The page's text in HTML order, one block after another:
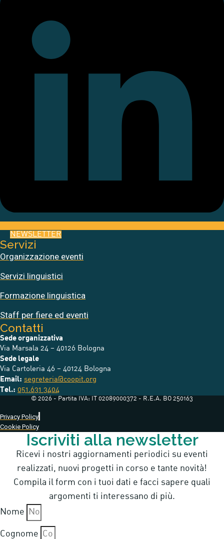
NEWSLETTER
Servizi
Organizzazione eventi
Servizi linguistici
Formazione linguistica
Staff per fiere ed eventi
Contatti
Sede organizzativa
Via Marsala 24 – 40126 Bologna
Sede legale
Via Cartoleria 46 – 40124 Bologna
Email: segreteria@coopit.org
Tel.: 051.631 3404
© 2026 - Partita IVA: IT 02089000372 - R.E.A. BO 250163
Privacy Policy
Cookie Policy
Iscriviti alla newsletter
Ricevi i nostri aggiornamenti periodici su eventi
realizzati, nuovi progetti in corso e tante novità!
Compila il form con i tuoi dati e facci sapere quali
argomenti ti interessano di più.
Nome
Cognome